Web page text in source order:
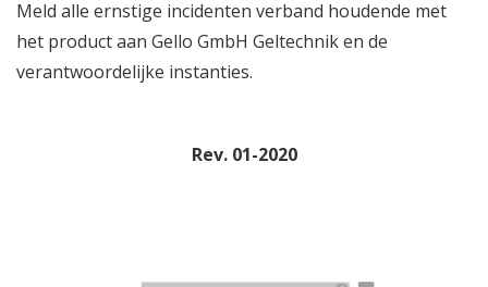
Meld alle ernstige incidenten verband houdende met
het product aan Gello GmbH Geltechnik en de
verantwoordelijke instanties.
Rev. 01-2020